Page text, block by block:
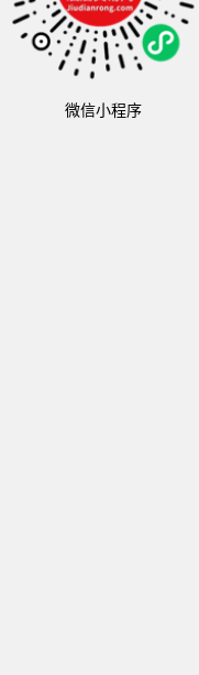
微信小程序